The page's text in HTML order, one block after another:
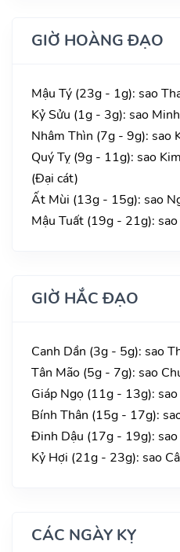
GIỜ HOÀNG ĐẠO
Mậu Tý (23g - 1g): sao
Kỷ Sửu (1g - 3g): sao
Nhâm Thìn (7g - 9g): sao
Quý Tỵ (9g - 11g): sao
(Đại cát)
Ất Mùi (13g - 15g): sao
Mậu Tuất (19g - 21g):
GIỜ HẮC ĐẠO
Canh Dần (3g - 5g): sao
Tân Mão (5g - 7g): sao
Giáp Ngọ (11g - 13g):
Bính Thân (15g - 17g):
Đinh Dậu (17g - 19g): sao
Kỷ Hợi (21g - 23g): sao
CÁC NGÀY KỴ